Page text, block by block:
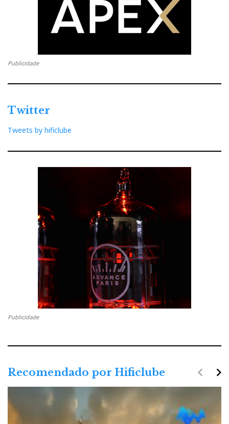
Publicidade
Twitter
Tweets by hificlube
Publicidade
Recomendado por Hificlube navigate_next
navigate_before